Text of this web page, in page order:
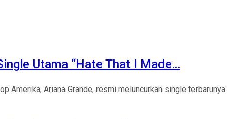
Utama “Hate That I Made…
Amerika, Ariana Grande, resmi meluncurkan single